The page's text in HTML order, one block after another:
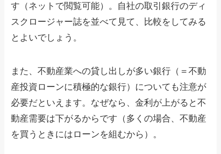
す（ネットで閲覧可能）。自社の取引銀行のディ
スクロージャー誌を並べて見て、比較をしてみる
とよいでしょう。
また、不動産業への貸し出しが多い銀行（＝不動
産投資ローンに積極的な銀行）についても注意が
必要だといえます。なぜなら、金利が上がると不
動産需要は下がるからです（多くの場合、不動産
を買うときにはローンを組むから）。